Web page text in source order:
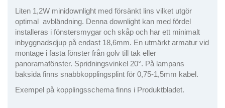
Liten 1,2W minidownlight med försänkt lins vilket utgör
optimal avbländning. Denna downlight kan med fördel
installeras i fönstersmygar och skåp och har ett minimalt
inbyggnadsdjup på endast 18,6mm. En utmärkt armatur vid
montage i fasta fönster från golv till tak eller
panoramafönster. Spridningsvinkel 20°. På lampans
baksida finns snabbkopplingsplint för 0,75-1,5mm kabel.
Exempel på kopplingsschema finns i Produktbladet.